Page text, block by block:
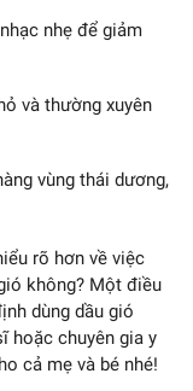
nhẹ để giảm
và thường xuyên
vùng thái dương,
rõ hơn về việc
không? Một điều
dùng dầu gió
hoặc chuyên gia y
cả mẹ và bé nhé!